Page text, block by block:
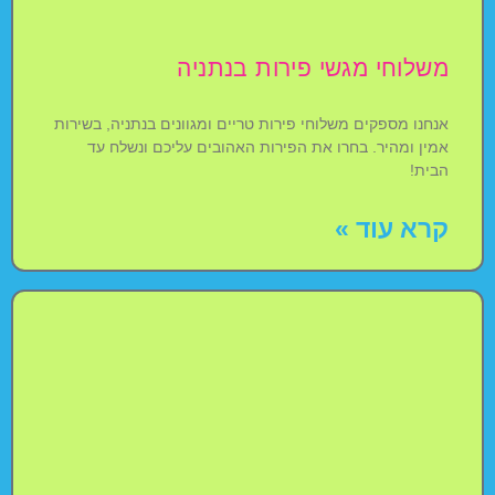
משלוחי מגשי פירות בנתניה
אנחנו מספקים משלוחי פירות טריים ומגוונים בנתניה, בשירות
אמין ומהיר. בחרו את הפירות האהובים עליכם ונשלח עד
הבית!
קרא עוד »